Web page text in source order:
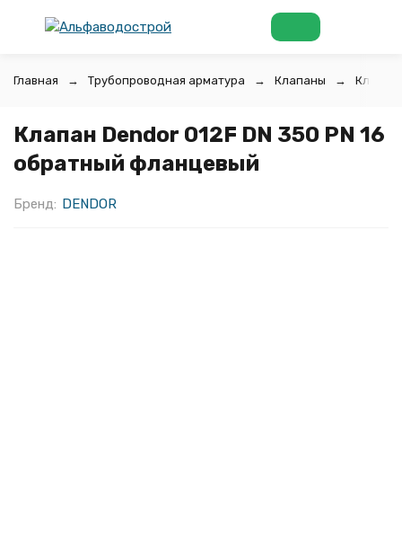
Главная Трубопроводная арматура Клапаны
Клапан Dendor 012F DN 350 PN 16
обратный фланцевый
Бренд: DENDOR